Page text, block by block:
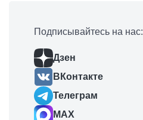
Подписывайтесь на нас:
Дзен
ВКонтакте
Телеграм
MAX